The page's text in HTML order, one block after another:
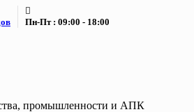
Пн-Пт : 09:00 - 18:00
промышленности и АПК